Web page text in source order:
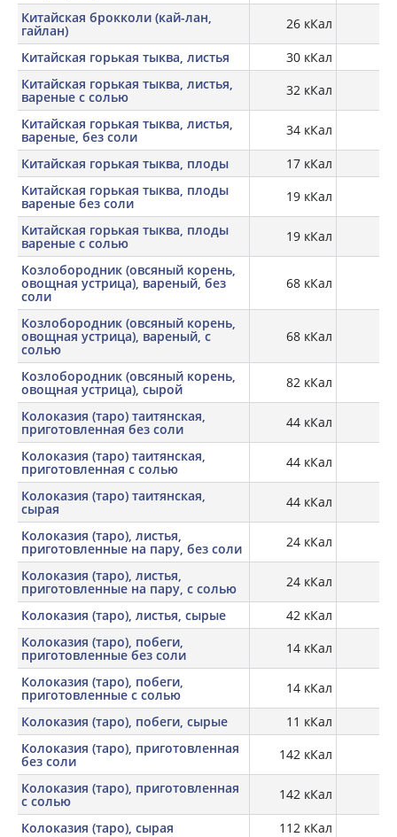
Китайская брокколи (кай-лан,
гайлан) 26 кКал
Китайская горькая тыква, листья
30 кКал
Китайская горькая тыква, листья,
вареные с солью 32 кКал
Китайская горькая тыква, листья,
вареные, без соли 34 кКал
Китайская горькая тыква, плоды
17 кКал
Китайская горькая тыква, плоды
вареные без соли 19 кКал
Китайская горькая тыква, плоды
вареные с солью 19 кКал
Козлобородник (овсяный корень,
овощная устрица), вареный, без
соли
68 кКал
Козлобородник (овсяный корень,
овощная устрица), вареный, с
солью
68 кКал
Козлобородник (овсяный корень,
овощная устрица), сырой 82 кКал
Колоказия (таро) таитянская,
приготовленная без соли 44 кКал
Колоказия (таро) таитянская,
приготовленная с солью 44 кКал
Колоказия (таро) таитянская,
сырая 44 кКал
Колоказия (таро), листья,
приготовленные на пару, без соли 24 кКал
Колоказия (таро), листья,
приготовленные на пару, с солью 24 кКал
Колоказия (таро), листья, сырые
42 кКал
Колоказия (таро), побеги,
приготовленные без соли 14 кКал
Колоказия (таро), побеги,
приготовленные с солью 14 кКал
Колоказия (таро), побеги, сырые
11 кКал
Колоказия (таро), приготовленная
без соли 142 кКал
Колоказия (таро), приготовленная
с солью 142 кКал
Колоказия (таро), сырая
112 кКал